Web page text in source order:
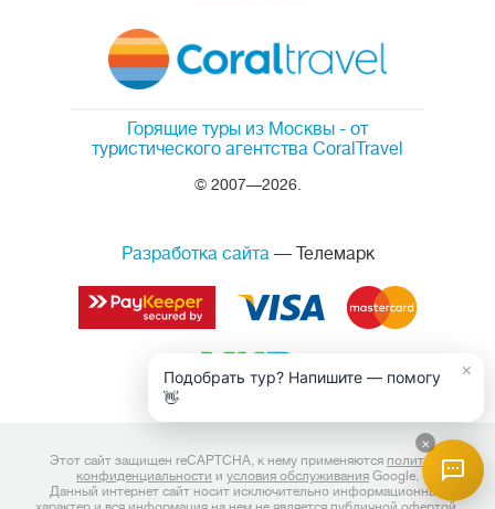
Горящие туры из Москвы - от
туристического агентства CoralTravel
© 2007—2026.
Разработка сайта— Телемарк
Этот сайт защищен reCAPTCHA, к нему применяются политика
конфиденциальности и условия обслуживания Google.
Данный интернет сайт носит исключительно информационный
×
Подобрать тур? Напишите — помогу
👋
×